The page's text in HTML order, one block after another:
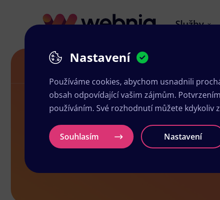
Služby
Grafika a tisk Jílové
Grafika a
Nastavení
Používáme cookies, abychom usnadnili
obsah odpovídající vašim zájmům.
používáním. Své rozhodnutí můžete kdykoliv
Souhlasím Nastavení